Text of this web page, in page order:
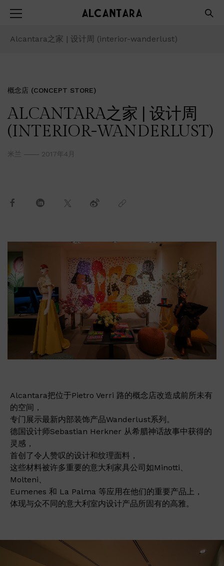
Alcantara之家 | 设计周 (interior-wanderlust)
概念店 (CONCEPT STORE)
ALCANTARA之家 | 设计周
(INTERIOR-WANDERLUST)
米兰 2017年4月
Alcantara把位于Pietro Verri 路的概念店改造成前所未有
的空间，
专门展示最新内部装饰产品Wanderlust系列。
德国设计师Sebastian Herkner 从希腊神话故事中获得的
灵感，
首创了令人赞叹的设计和纹理面料，
这些材料被许多重要的意大利家具公司如Minotti、
Molteni、
Eumenes 和 La Palma 等应用在他们的重要产品上，
体现与众不同的意大利室内设计产品所固有的高雅。